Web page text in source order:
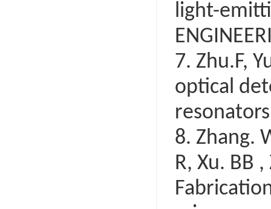
light-
7. Zhu.F,
optical
8. Zhang.
R, Xu. BB